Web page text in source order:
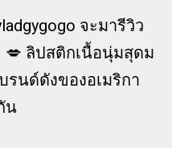
จะมารีวิว
ลิปสติกเนื้อนุ่มสุดม
รนด์ดังของอเมริกา
น